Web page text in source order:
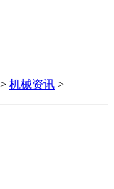
> 机械资讯 >